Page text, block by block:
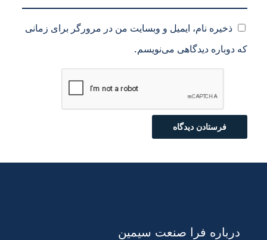
ذخیره نام، ایمیل و وبسایت من در مرورگر برای زمانی
که دوباره دیدگاهی می‌نویسم.
درباره فرا صنعت سیمین